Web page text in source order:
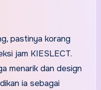
pastinya korang
jam KIESLECT.
menarik dan design
ia sebagai